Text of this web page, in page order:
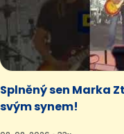
Splněný sen Marka
svým synem!